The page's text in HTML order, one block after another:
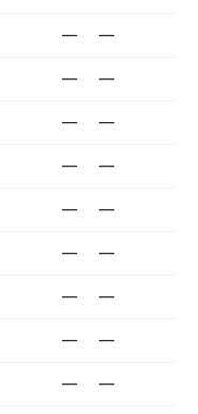
— —
— —
— —
— —
— —
— —
— —
— —
— —